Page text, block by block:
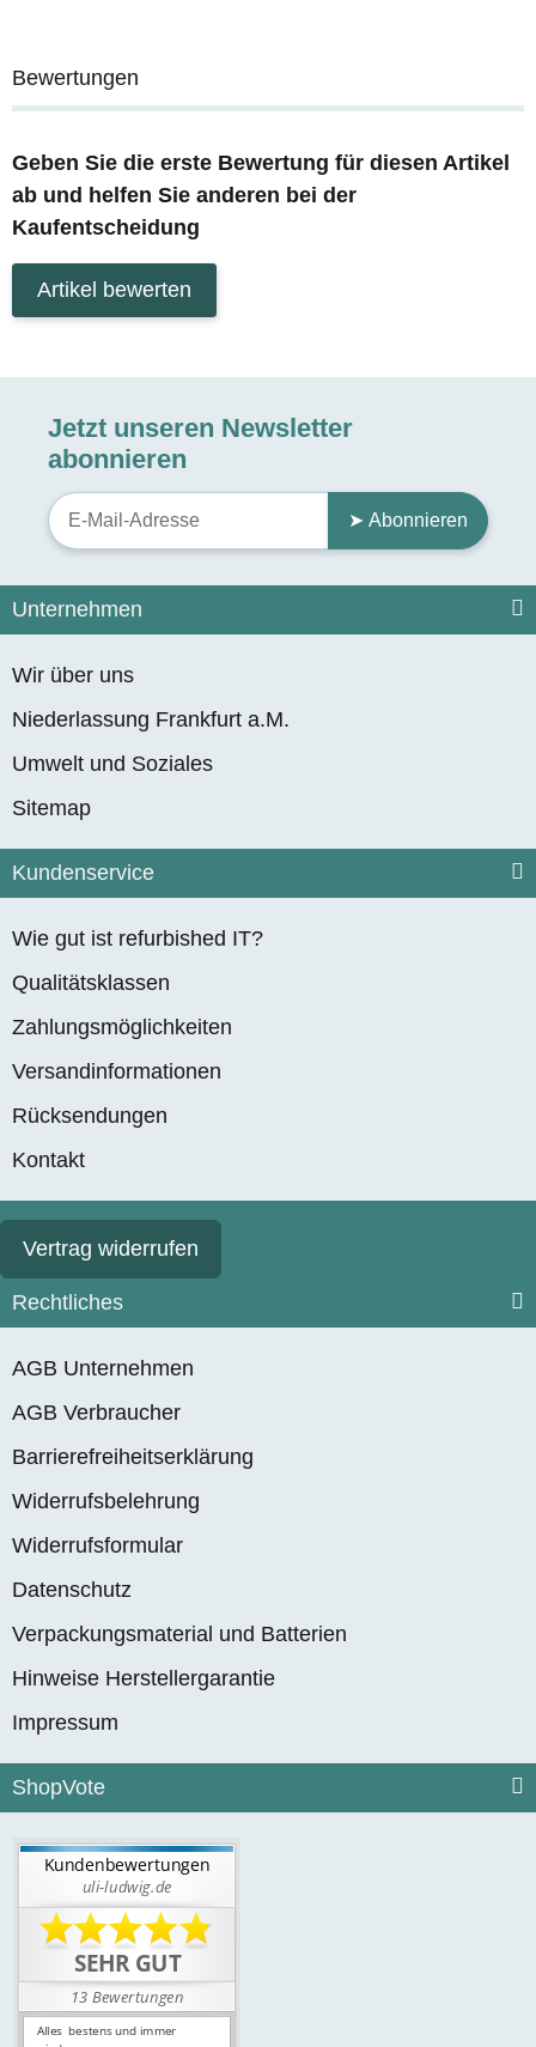
Bewertungen
Geben Sie die erste Bewertung für diesen Artikel
ab und helfen Sie anderen bei der
Kaufentscheidung
Artikel bewerten
Jetzt unseren Newsletter
abonnieren
➤ Abonnieren
Unternehmen
Wir über uns
Niederlassung Frankfurt a.M.
Umwelt und Soziales
Sitemap
Kundenservice
Wie gut ist refurbished IT?
Qualitätsklassen
Zahlungsmöglichkeiten
Versandinformationen
Rücksendungen
Kontakt
Vertrag widerrufen
Rechtliches
AGB Unternehmen
AGB Verbraucher
Barrierefreiheitserklärung
Widerrufsbelehrung
Widerrufsformular
Datenschutz
Verpackungsmaterial und Batterien
Hinweise Herstellergarantie
Impressum
ShopVote